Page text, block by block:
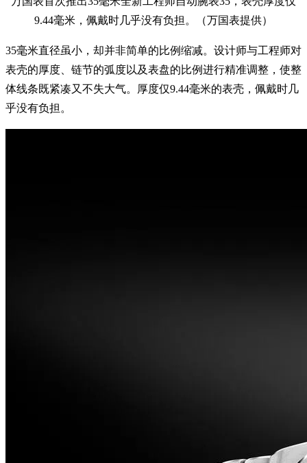
9.44毫米，佩戴时几乎没有负担。（万国表提供）
35毫米直径虽小，却并非简单的比例缩减。设计师与工程师对
表壳的厚度、链节的弧度以及表盘的比例进行精准调整，使整
体线条既紧凑又不失大气。厚度仅9.44毫米的表壳，佩戴时几
乎没有负担。